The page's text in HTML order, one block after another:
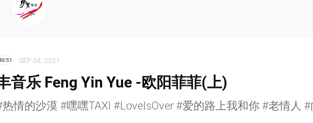
SEP 04, 2021
音乐 Feng Yin Yue -欧阳菲菲(上)
情的沙漠 #嘿嘿TAXI #LoveIsOver #爱的路上我和你 #老情人